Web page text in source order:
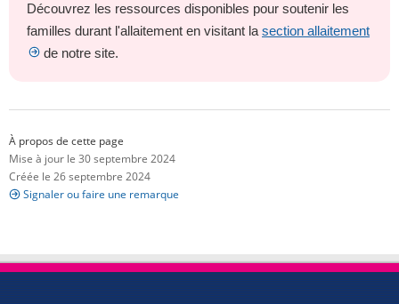
Découvrez les ressources disponibles pour soutenir les
familles durant l'allaitement en visitant lasection allaitement
de notre site.
À propos de cette page
Mise à jour le 30 septembre 2024
Créée le 26 septembre 2024
Signaler ou faire une remarque